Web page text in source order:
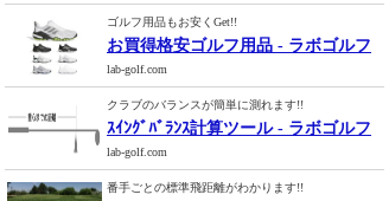
ゴルフ用品もお安くGet!!
お買得格安ゴルフ用品 - ラボゴルフ
lab-golf.com
クラブのバランスが簡単に測れます!!
ｽｲﾝｸﾞﾊﾞﾗﾝｽ計算ツール - ラボゴルフ
lab-golf.com
番手ごとの標準飛距離がわかります!!